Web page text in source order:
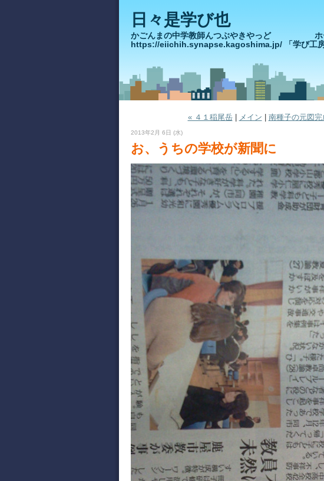
日々是学び也
かごんまの中学教師んつぶやきやっど ホ
https://eiichih.synapse.kagoshima.jp/ 「学び工房
« ４１稲尾岳| メイン 南種子の元図完
2013年2月 6日 (水)
お、うちの学校が新聞に